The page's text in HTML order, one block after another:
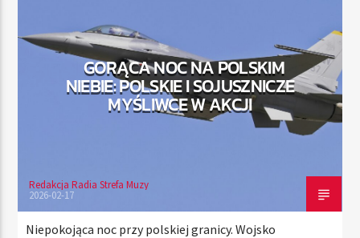
TERAZ
RADIO STREFA MUZY
00:00 21:00
Radio Strefa Muzy
GORĄCA NOC NA POLSKIM
NIEBIE: POLSKIE I SOJUSZNICZE
MYŚLIWCE W AKCJI
Redakcja Radia Strefa Muzy
2026-02-17
Niepokojąca noc przy polskiej granicy. Wojsko